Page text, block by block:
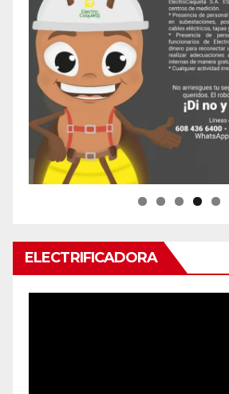
ELECTRIFICADORA